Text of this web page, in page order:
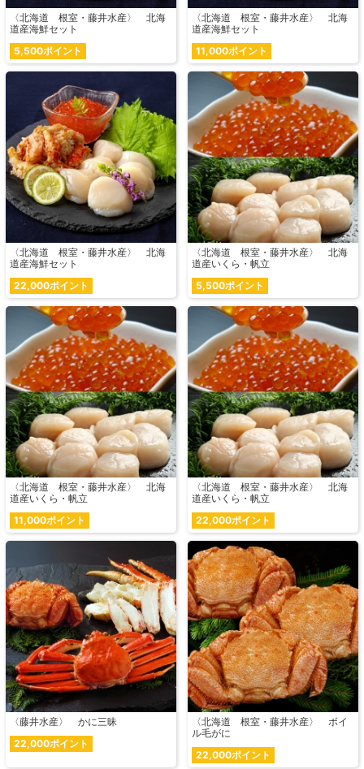
〈北海道 根室・藤井水産〉 北海
道産海鮮セット
5,500ポイント
〈北海道 根室・藤井水産〉 北海
道産海鮮セット
11,000ポイント
〈北海道 根室・藤井水産〉 北海
道産海鮮セット
22,000ポイント
〈北海道 根室・藤井水産〉 北海
道産いくら・帆立
5,500ポイント
〈北海道 根室・藤井水産〉 北海
道産いくら・帆立
11,000ポイント
〈北海道 根室・藤井水産〉 北海
道産いくら・帆立
22,000ポイント
〈藤井水産〉 かに三昧
22,000ポイント
〈北海道 根室・藤井水産〉 ボイ
ル毛がに
22,000ポイント